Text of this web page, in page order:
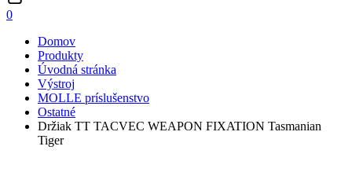
0
Domov
Produkty
Úvodná stránka
Výstroj
MOLLE príslušenstvo
Ostatné
Držiak TT TACVEC WEAPON FIXATION Tasmanian
Tiger